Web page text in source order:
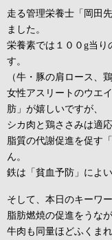
走る管理栄養士「岡田
ました。
栄養素では１００g当り
す。
（牛・豚の肩ロース、
女性アスリートのウエ
肪」が嬉しいですが、
シカ肉と鶏ささみは適
脂質の代謝促進を促す
ん。
鉄は「貧血予防」によ
そして、本日のキーワ
脂肪燃焼の促進をうな
牛肉も同量ほどふくま